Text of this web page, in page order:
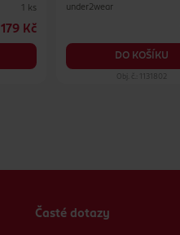
1 ks
179 Kč
under2wear
DO KOŠÍKU
Obj. č.: 1131802
Časté dotazy